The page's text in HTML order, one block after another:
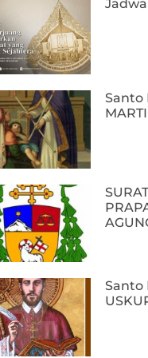
Santo
Santo